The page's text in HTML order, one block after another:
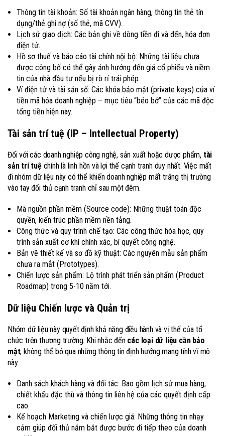
Thông tin tài khoản: Số tài khoản ngân hàng, thông tin thẻ tín
dụng/thẻ ghi nợ (số thẻ, mã CVV).
Lịch sử giao dịch: Các bản ghi về dòng tiền đi và đến, hóa đơn
điện tử.
Hồ sơ thuế và báo cáo tài chính nội bộ: Những tài liệu chưa
được công bố có thể gây ảnh hưởng đến giá cổ phiếu và niềm
tin của nhà đầu tư nếu bị rò rỉ trái phép.
Ví điện tử và tài sản số: Các khóa bảo mật (private keys) của ví
tiền mã hóa doanh nghiệp – mục tiêu “béo bở” của các mã độc
tống tiền hiện nay.
Tài sản trí tuệ (IP – Intellectual Property)
Đối với các doanh nghiệp công nghệ, sản xuất hoặc dược phẩm, tài
sản trí tuệchính là linh hồn và lợi thế cạnh tranh duy nhất. Việc mất
đi nhóm dữ liệu này có thể khiến doanh nghiệp mất trắng thị trường
vào tay đối thủ cạnh tranh chỉ sau một đêm.
Mã nguồn phần mềm (Source code): Những thuật toán độc
quyền, kiến trúc phần mềm nền tảng.
Công thức và quy trình chế tạo: Các công thức hóa học, quy
trình sản xuất cơ khí chính xác, bí quyết công nghệ.
Bản vẽ thiết kế và sơ đồ kỹ thuật: Các nguyên mẫu sản phẩm
chưa ra mắt (Prototypes).
Chiến lược sản phẩm: Lộ trình phát triển sản phẩm (Product
Roadmap) trong 5-10 năm tới.
Dữ liệu Chiến lược và Quản trị
Nhóm dữ liệu này quyết định khả năng điều hành và vị thế của tổ
chức trên thương trường. Khi nhắc đến các loại dữ liệu cần bảo
mật, không thể bỏ qua những thông tin định hướng mang tính vĩ mô
này.
Danh sách khách hàng và đối tác: Bao gồm lịch sử mua hàng,
chiết khấu đặc thù và thông tin liên hệ của các quyết định cấp
cao.
Kế hoạch Marketing và chiến lược giá: Những thông tin nhạy
cảm giúp đối thủ nắm bắt được bước đi tiếp theo của doanh